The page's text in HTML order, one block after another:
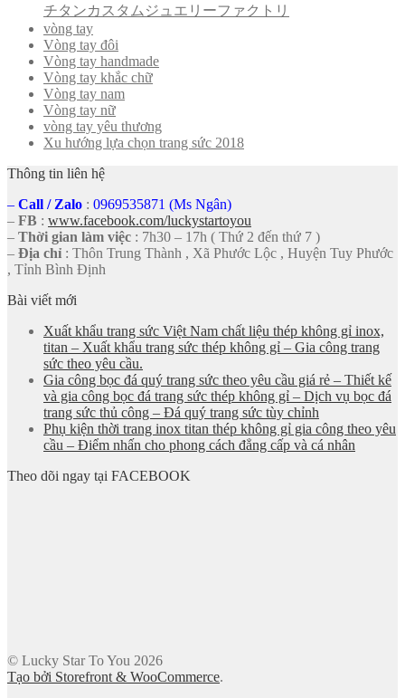
チタンカスタムジュエリーファクトリ
vòng tay
Vòng tay đôi
Vòng tay handmade
Vòng tay khắc chữ
Vòng tay nam
Vòng tay nữ
vòng tay yêu thương
Xu hướng lựa chọn trang sức 2018
Thông tin liên hệ
– Call / Zalo : 0969535871 (Ms Ngân)
– FB : www.facebook.com/luckystartoyou
– Thời gian làm việc : 7h30 – 17h ( Thứ 2 đến thứ 7 )
– Địa chỉ : Thôn Trung Thành , Xã Phước Lộc , Huyện Tuy Phước
, Tỉnh Bình Định
Bài viết mới
Xuất khẩu trang sức Việt Nam chất liệu thép không gỉ inox,
titan – Xuất khẩu trang sức thép không gỉ – Gia công trang
sức theo yêu cầu.
Gia công bọc đá quý trang sức theo yêu cầu giá rẻ – Thiết kế
và gia công bọc đá trang sức thép không gỉ – Dịch vụ bọc đá
trang sức thủ công – Đá quý trang sức tùy chỉnh
Phụ kiện thời trang inox titan thép không gỉ gia công theo yêu
cầu – Điểm nhấn cho phong cách đẳng cấp và cá nhân
Theo dõi ngay tại FACEBOOK
© Lucky Star To You 2026
Tạo bởi Storefront & WooCommerce.